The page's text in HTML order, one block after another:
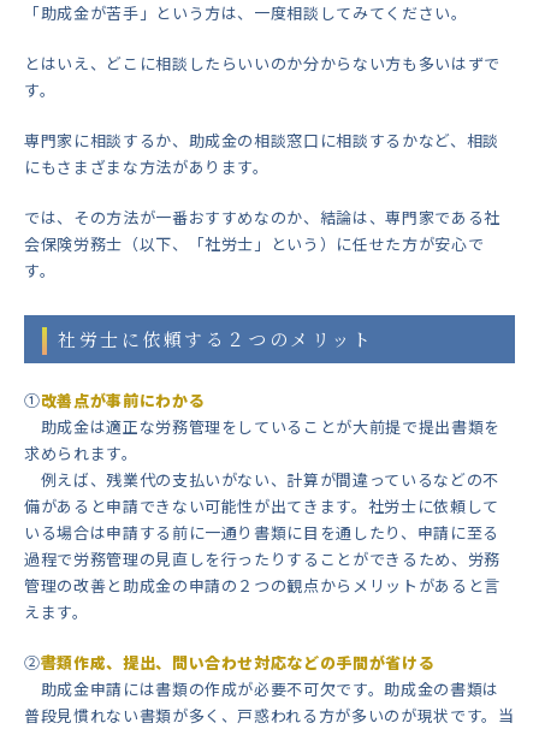
「助成金が苦手」という方は、一度相談してみてください。
とはいえ、どこに相談したらいいのか分からない方も多いはずで
す。
専門家に相談するか、助成金の相談窓口に相談するかなど、相談
にもさまざまな方法があります。
では、その方法が一番おすすめなのか、結論は、専門家である社
会保険労務士（以下、「社労士」という）に任せた方が安心で
す。
社労士に依頼する２つのメリット
①改善点が事前にわかる
助成金は適正な労務管理をしていることが大前提で提出書類を
求められます。
例えば、残業代の支払いがない、計算が間違っているなどの不
備があると申請できない可能性が出てきます。社労士に依頼して
いる場合は申請する前に一通り書類に目を通したり、申請に至る
過程で労務管理の見直しを行ったりすることができるため、労務
管理の改善と助成金の申請の２つの観点からメリットがあると言
えます。
②書類作成、提出、問い合わせ対応などの手間が省ける
助成金申請には書類の作成が必要不可欠です。助成金の書類は
普段見慣れない書類が多く、戸惑われる方が多いのが現状です。当